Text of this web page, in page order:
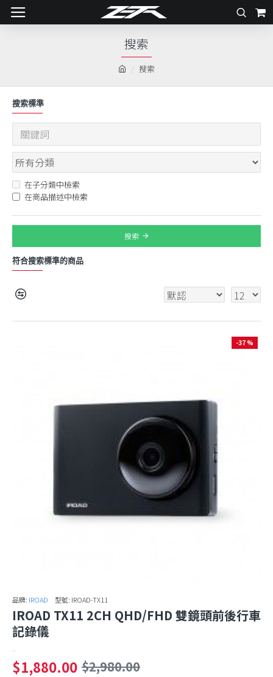
搜索
搜索
搜索標準
在子分類中檢索
在商品描述中檢索
搜索
符合搜索標準的商品
-37 %
品牌: IROAD 型號: IROAD-TX11
IROAD TX11 2CH QHD/FHD 雙鏡頭前後行車
記錄儀
..
$1,880.00 $2,980.00